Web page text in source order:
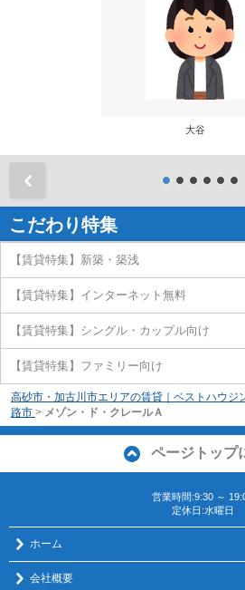
大谷
こだわり特集
【賃貸特集】新築・築浅
【賃貸特集】インターネット無料
【賃貸特集】シングル・カップル向け
【賃貸特集】ファミリー向け
高砂市・加古川市エリアの賃貸｜ベストハウジ
路市 > メゾン・ド・クレールＡ
ページトップ
営業時間:9:30 ～
定休日:水曜日
ホーム
会社概要